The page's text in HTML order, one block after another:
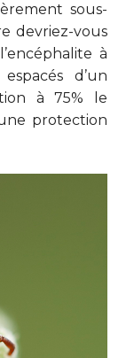
sous-
devriez-vous
à
d’un
à 75% le
protection